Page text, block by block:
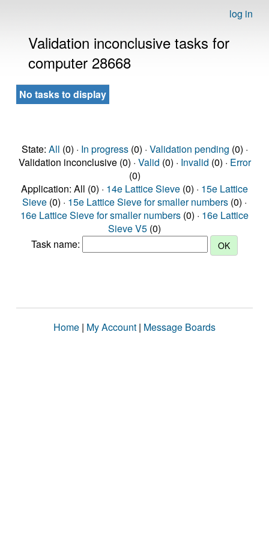
log in
Validation inconclusive tasks for
computer 28668
No tasks to display
State: All (0) · In progress(0) · Validation pending (0) ·
Validation inconclusive (0) · Valid (0) · Invalid (0) · Error
(0)
Application: All (0) · 14e Lattice Sieve (0) · 15e Lattice
Sieve (0) · 15e Lattice Sieve for smaller numbers (0) ·
16e Lattice Sieve for smaller numbers (0) · 16e Lattice
Sieve V5 (0)
Task name:
Home | My Account | Message Boards